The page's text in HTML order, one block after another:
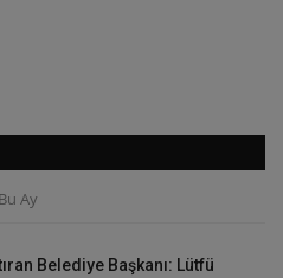
Bu Ay
Belediye Başkanı: Lütfü